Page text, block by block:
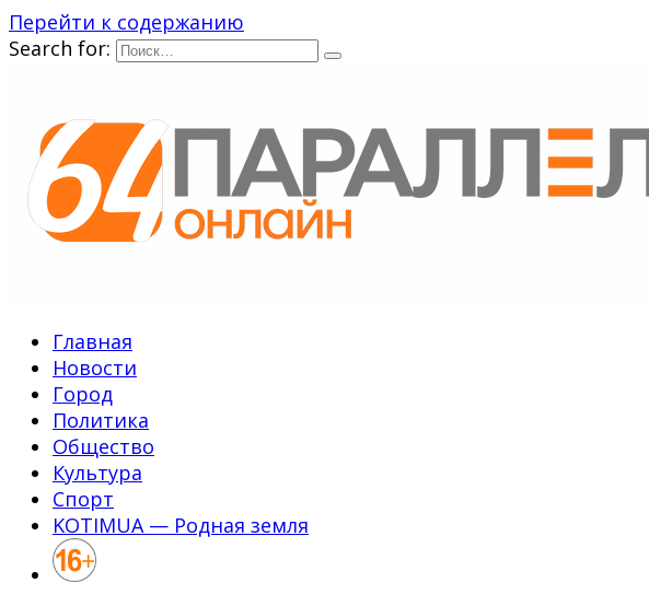
Перейти к содержанию
Search for:
Главная
Новости
Город
Политика
Общество
Культура
Спорт
KOTIMUA — Родная земля